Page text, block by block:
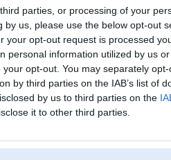
parties, or processing of your
us, please use the below opt-out
your opt-out request is processed
personal information utilized by us
opt-out. You may separately
by third parties on the IAB’s list of
by us to third parties on the
it to other third parties.
profils
xoso66actor
0
ziņojumi forumā